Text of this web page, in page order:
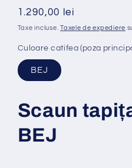
Preț
obișnuit
1.290,00 lei
Taxe incluse.Taxele de expediere
Culoare catifea (poza
BEJ
Scaun tapiț
BEJ